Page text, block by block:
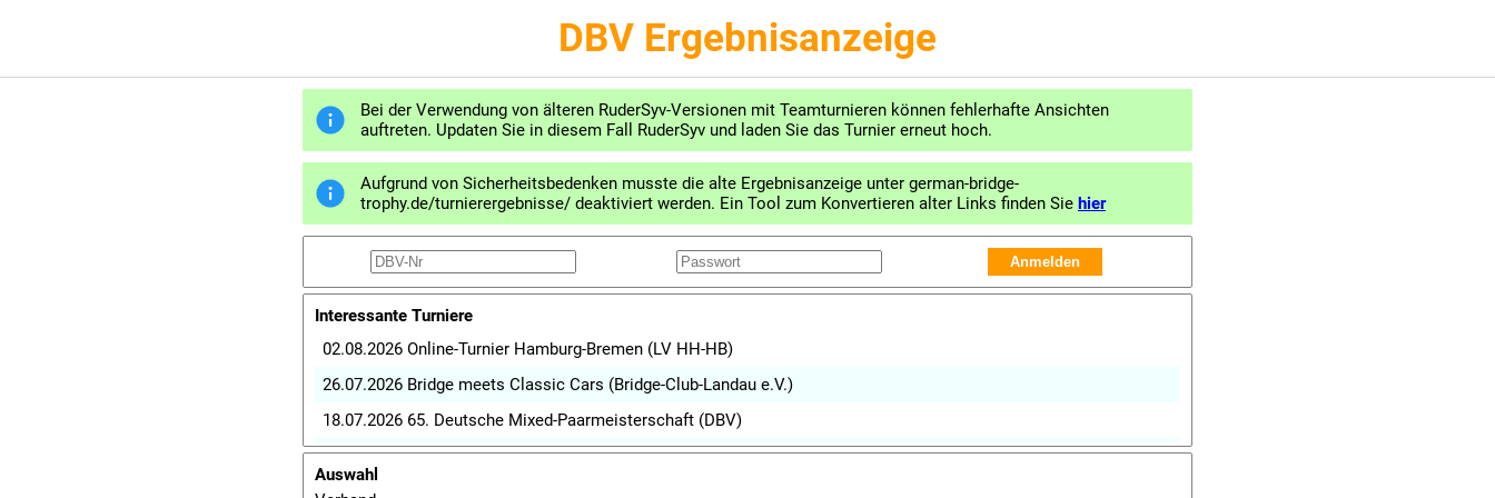
DBV Ergebnisanzeige
Bei der Verwendung von älteren RuderSyv-Versionen mit Teamturnieren können fehlerhafte Ansichten
auftreten. Updaten Sie in diesem Fall RuderSyv und laden Sie das Turnier erneut hoch.
Aufgrund von Sicherheitsbedenken musste die alte Ergebnisanzeige unter german-bridge-
trophy.de/turnierergebnisse/ deaktiviert werden. Ein Tool zum Konvertieren alter Links finden Sie hier
Interessante Turniere
02.08.2026 Online-Turnier Hamburg-Bremen
26.07.2026 Bridge meets Classic Cars
18.07.2026 65. Deutsche Mixed-Paarmeisterschaft
19.07.2026 Online-Turnier Hamburg-Bremen
19.07.2026 BHB-Paarturnier am 3. Sonntag im Monat Juli 2026
Auswahl